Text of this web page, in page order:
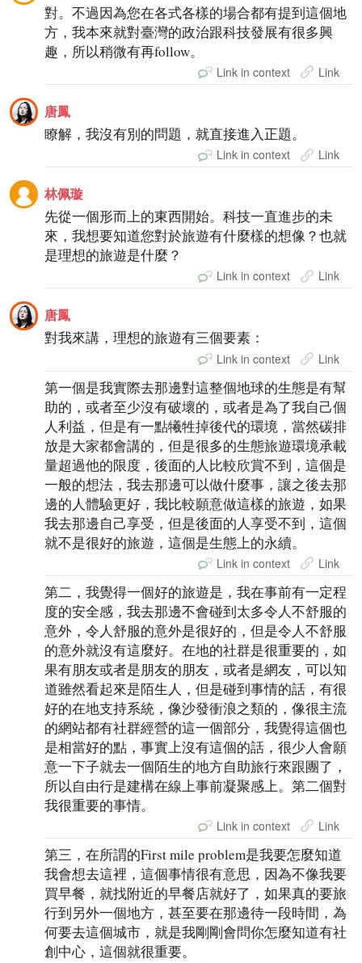
對。不過因為您在各式各樣的場合都有提到這個地
方，我本來就對臺灣的政治跟科技發展有很多興
趣，所以稍微有再follow。
Link in context Link
唐鳳
瞭解，我沒有別的問題，就直接進入正題。
Link in context Link
林佩璇
先從一個形而上的東西開始。科技一直進步的未
來，我想要知道您對於旅遊有什麼樣的想像？也就
是理想的旅遊是什麼？
Link in context Link
唐鳳
對我來講，理想的旅遊有三個要素：
Link in context Link
第一個是我實際去那邊對這整個地球的生態是有幫
助的，或者至少沒有破壞的，或者是為了我自己個
人利益，但是有一點犧牲掉後代的環境，當然碳排
放是大家都會講的，但是很多的生態旅遊環境承載
量超過他的限度，後面的人比較欣賞不到，這個是
一般的想法，我去那邊可以做什麼事，讓之後去那
邊的人體驗更好，我比較願意做這樣的旅遊，如果
我去那邊自己享受，但是後面的人享受不到，這個
就不是很好的旅遊，這個是生態上的永續。
Link in context Link
第二，我覺得一個好的旅遊是，我在事前有一定程
度的安全感，我去那邊不會碰到太多令人不舒服的
意外，令人舒服的意外是很好的，但是令人不舒服
的意外就沒有這麼好。在地的社群是很重要的，如
果有朋友或者是朋友的朋友，或者是網友，可以知
道雖然看起來是陌生人，但是碰到事情的話，有很
好的在地支持系統，像沙發衝浪之類的，像很主流
的網站都有社群經營的這一個部分，我覺得這個也
是相當好的點，事實上沒有這個的話，很少人會願
意一下子就去一個陌生的地方自助旅行來跟團了，
所以自由行是建構在線上事前凝聚感上。第二個對
我很重要的事情。
Link in context Link
第三，在所謂的First mile problem是我要怎麼知道
我會想去這裡，這個事情很有意思，因為不像我要
買早餐，就找附近的早餐店就好了，如果真的要旅
行到另外一個地方，甚至要在那邊待一段時間，為
何要去這個城市，就是我剛剛會問你怎麼知道有社
創中心，這個就很重要。